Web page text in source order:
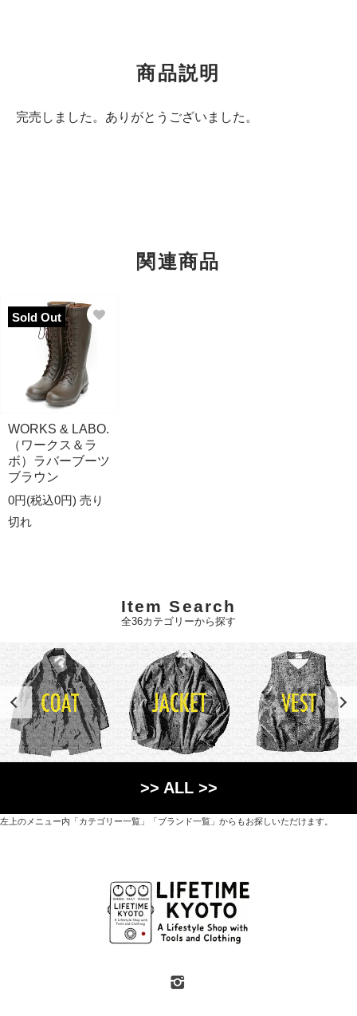
商品説明
完売しました。ありがとうございました。
関連商品
Sold Out
WORKS & LABO.
（ワークス＆ラ
ボ）ラバーブーツ
ブラウン
0円(税込0円) 売り
切れ
Item Search
全36カテゴリーから探す
>> ALL >>
左上のメニュー内「カテゴリー一覧」「ブランド一覧」からもお探しいただけます。
オリジナルを含むファッションアイテムが中心の
京都・紫野にあるライフスタイルショップです。
京都府京都市北区紫野上築山町21（1階と2階）
定休日 / 水・日曜